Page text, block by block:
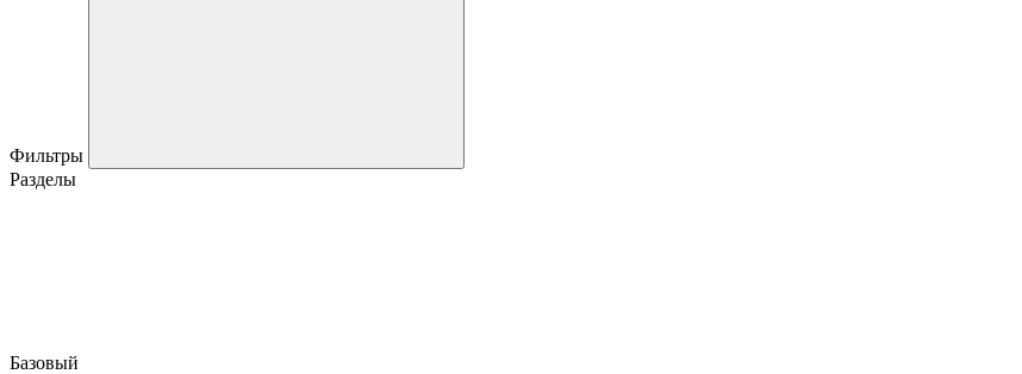
Фильтры
Разделы
Базовый